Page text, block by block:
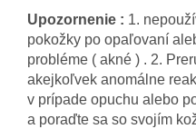
Upozornenie : 1.
pokožky po opaľovaní
probléme ( akné ) . 2.
akejkoľvek anomálne
v prípade opuchu alebo
a poraďte sa so svojím